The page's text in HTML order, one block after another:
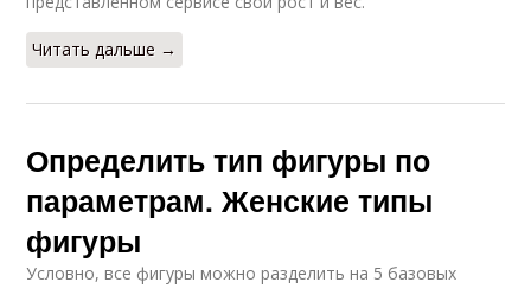
Читать дальше →
Определить тип фигуры по
параметрам. Женские типы
фигуры
Условно, все фигуры можно разделить на 5 базовых